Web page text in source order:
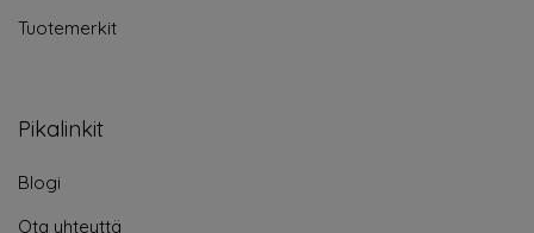
Tuotemerkit
Pikalinkit
Blogi
Ota yhteyttä